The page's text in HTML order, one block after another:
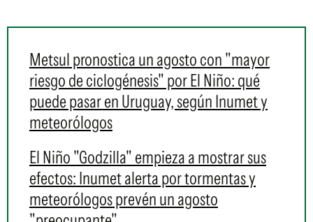
Metsul pronostica un agosto con "mayor
riesgo de ciclogénesis" por El Niño: qué
puede pasar en Uruguay, según Inumet y
meteorólogos
El Niño "Godzilla" empieza a mostrar sus
efectos: Inumet alerta por tormentas y
meteorólogos prevén un agosto